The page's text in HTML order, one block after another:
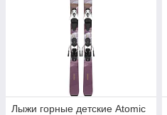
Лыжи горные детские Atomic